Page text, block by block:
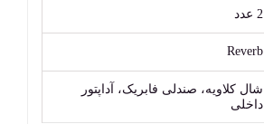
2 عدد
Reverb
شال کلاویه، صندلی فابریک، آداپتور
داخلی